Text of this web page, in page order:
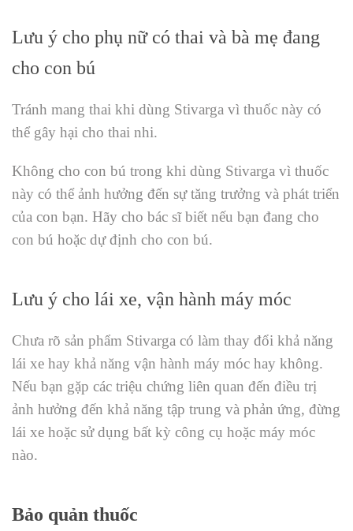
Lưu ý cho phụ nữ có thai và bà mẹ đang
cho con bú
Tránh mang thai khi dùng Stivarga vì thuốc này có
thể gây hại cho thai nhi.
Không cho con bú trong khi dùng Stivarga vì thuốc
này có thể ảnh hưởng đến sự tăng trưởng và phát triển
của con bạn. Hãy cho bác sĩ biết nếu bạn đang cho
con bú hoặc dự định cho con bú.
Lưu ý cho lái xe, vận hành máy móc
Chưa rõ sản phẩm Stivarga có làm thay đổi khả năng
lái xe hay khả năng vận hành máy móc hay không.
Nếu bạn gặp các triệu chứng liên quan đến điều trị
ảnh hưởng đến khả năng tập trung và phản ứng, đừng
lái xe hoặc sử dụng bất kỳ công cụ hoặc máy móc
nào.
Bảo quản thuốc